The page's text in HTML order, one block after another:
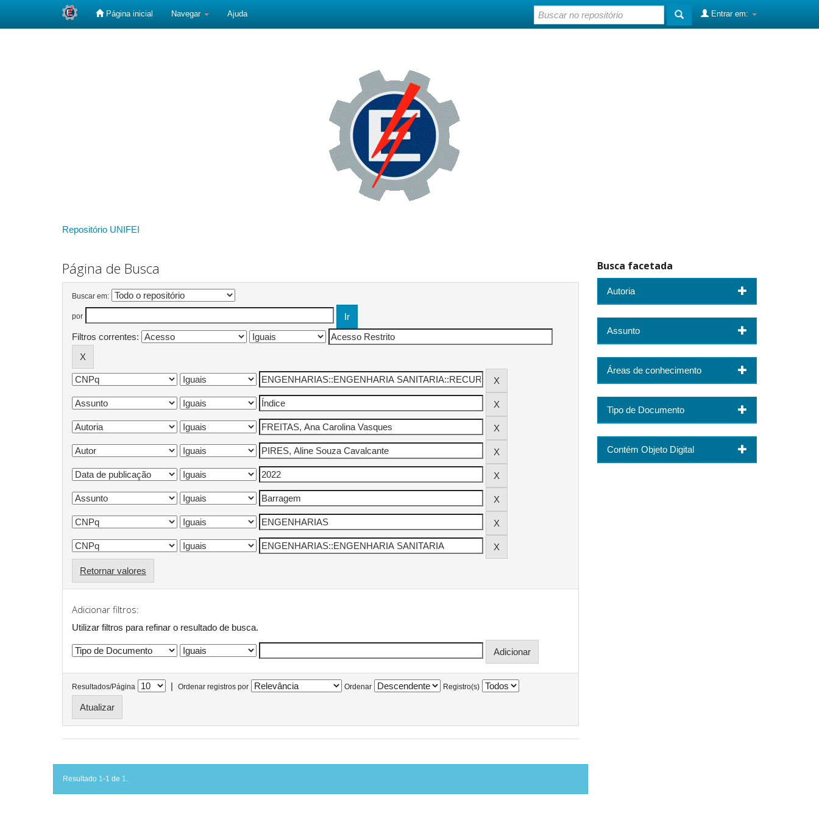
Página inicial Navegar Ajuda Entrar em:
Repositório UNIFEI
Página de Busca
Buscar em:
por
Filtros correntes:
Retornar valores
Adicionar filtros:
Utilizar filtros para refinar o resultado de busca.
Resultados/Página | Ordenar registros por Ordenar Registro(s)
Resultado 1-1 de 1.
Busca facetada
Autoria
Assunto
Áreas de conhecimento
Tipo de Documento
Contém Objeto Digital